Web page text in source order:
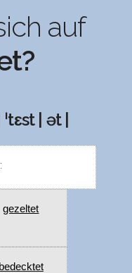
auf
| ət |
gezeltet
bedecktet